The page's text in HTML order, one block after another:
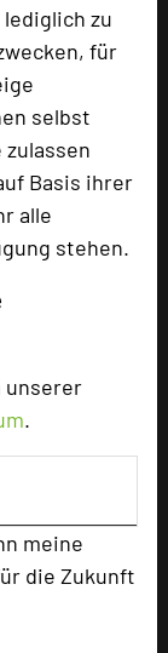
zu
für
selbst
Basis ihrer
alle
stehen.
unserer
.
meine
die Zukunft